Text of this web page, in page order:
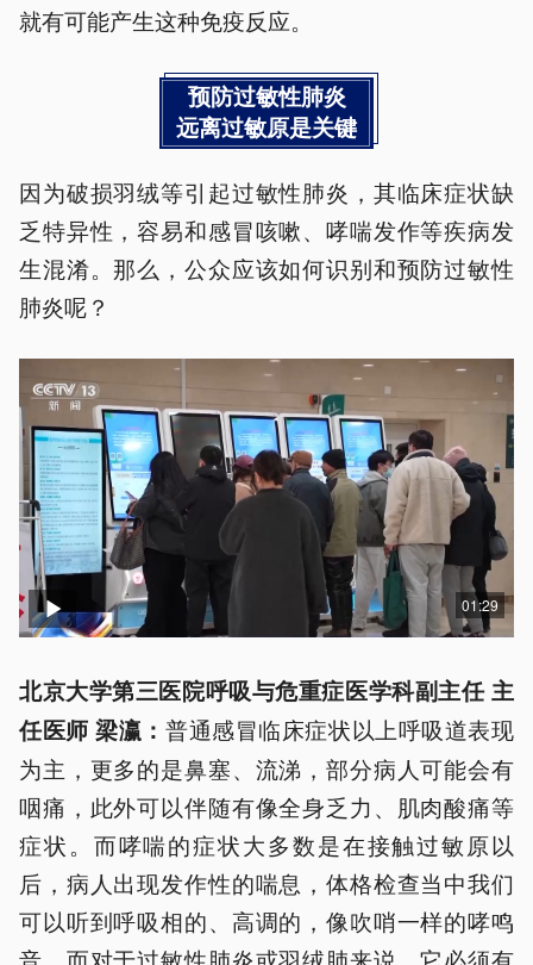
就有可能产生这种免疫反应。
预防过敏性肺炎
远离过敏原是关键
因为破损羽绒等引起过敏性肺炎，其临床症状缺
乏特异性，容易和感冒咳嗽、哮喘发作等疾病发
生混淆。那么，公众应该如何识别和预防过敏性
肺炎呢？
01:29
北京大学第三医院呼吸与危重症医学科副主任 主
任医师 梁瀛： 普通感冒临床症状以上呼吸道表现
为主，更多的是鼻塞、流涕，部分病人可能会有
咽痛，此外可以伴随有像全身乏力、肌肉酸痛等
症状。而哮喘的症状大多数是在接触过敏原以
后，病人出现发作性的喘息，体格检查当中我们
可以听到呼吸相的、高调的，像吹哨一样的哮鸣